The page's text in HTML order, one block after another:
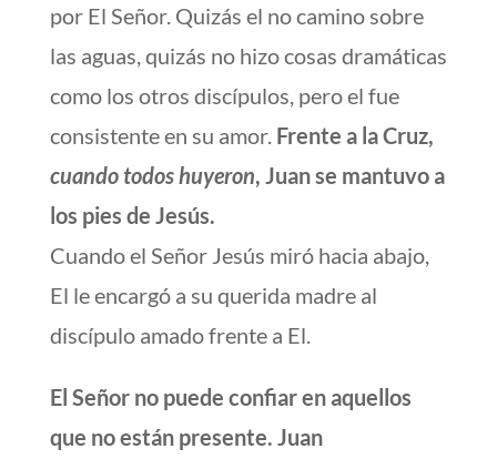
por El Señor. Quizás el no camino sobre
las aguas, quizás no hizo cosas dramáticas
como los otros discípulos, pero el fue
consistente en su amor. Frente a la Cruz,
cuando todos huyeron, Juan se mantuvo a
los pies de Jesús.
Cuando el Señor Jesús miró hacia abajo,
El le encargó a su querida madre al
discípulo amado frente a El.
El Señor no puede confiar en aquellos
que no están presente. Juan